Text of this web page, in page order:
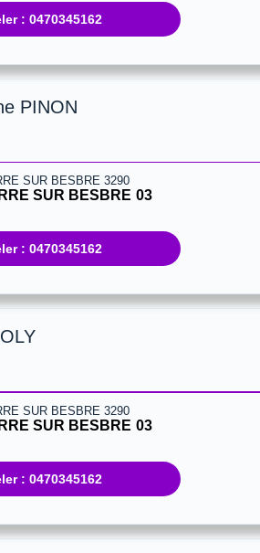
: 0470345162
PINON
SUR BESBRE 3290
SUR BESBRE 03
: 0470345162
SUR BESBRE 3290
SUR BESBRE 03
: 0470345162